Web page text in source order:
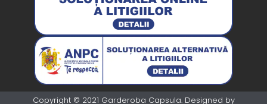
Copyright © 2021 Garderoba Capsula. Designed by